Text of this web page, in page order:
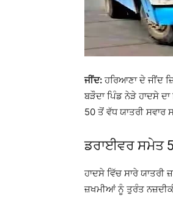
ਜੀਂਦ: ਹਰਿਆਣਾ ਦੇ ਜੀਂਦ
ਬੜੌਦਾ ਪਿੰਡ ਨੇੜੇ ਹਾਦਸੇ
50 ਤੋਂ ਵੱਧ ਯਾਤਰੀ ਸਵਾਰ
ਡਰਾਈਵਰ ਸਮੇਤ
ਹਾਦਸੇ ਵਿੱਚ ਸਾਰੇ ਯਾਤਰੀ
ਜ਼ਖਮੀਆਂ ਨੂੰ ਤੁਰੰਤ